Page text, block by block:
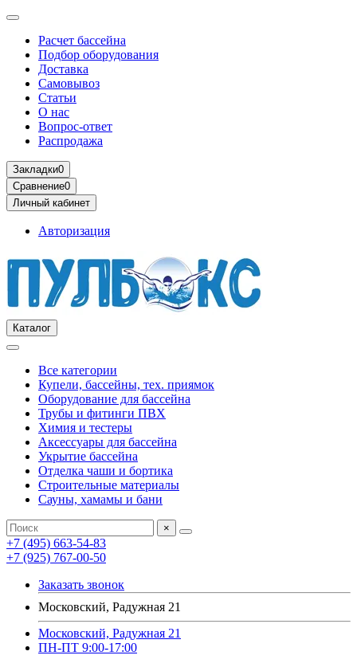
Расчет бассейна
Подбор оборудования
Доставка
Самовывоз
Статьи
О нас
Вопрос-ответ
Распродажа
Закладки0
Сравнение0
Личный кабинет
Авторизация
Каталог
Все категории
Купели, бассейны, тех. приямок
Оборудование для бассейна
Трубы и фитинги ПВХ
Химия и тестеры
Аксессуары для бассейна
Укрытие бассейна
Отделка чаши и бортика
Строительные материалы
Сауны, хамамы и бани
×
+7 (495) 663-54-83
+7 (925) 767-00-50
Заказать звонок
Московский, Радужная 21
Московский, Радужная 21
ПН-ПТ 9:00-17:00